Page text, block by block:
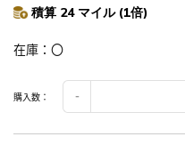
積算 24 マイル (1倍)
在庫 〇
購入数：